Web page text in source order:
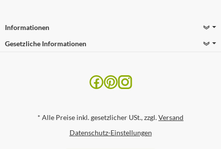
Informationen
Gesetzliche Informationen
* Alle Preise inkl. gesetzlicher USt., zzgl.Versand
Datenschutz-Einstellungen